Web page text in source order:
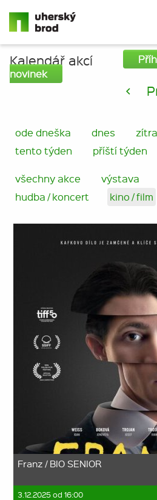
Kalendář akcí
novinek
<
ode dneška dnes zítra
tento týden
příští týden
všechny akce výstava
hudba / koncert
kino / film
Franz / BIO SENIOR
3.12.2025 od 16:00